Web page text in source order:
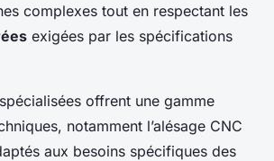
complexes tout en respectant les
exigées par les spécifications
offrent une gamme
notamment l’alésage CNC
aux besoins spécifiques des